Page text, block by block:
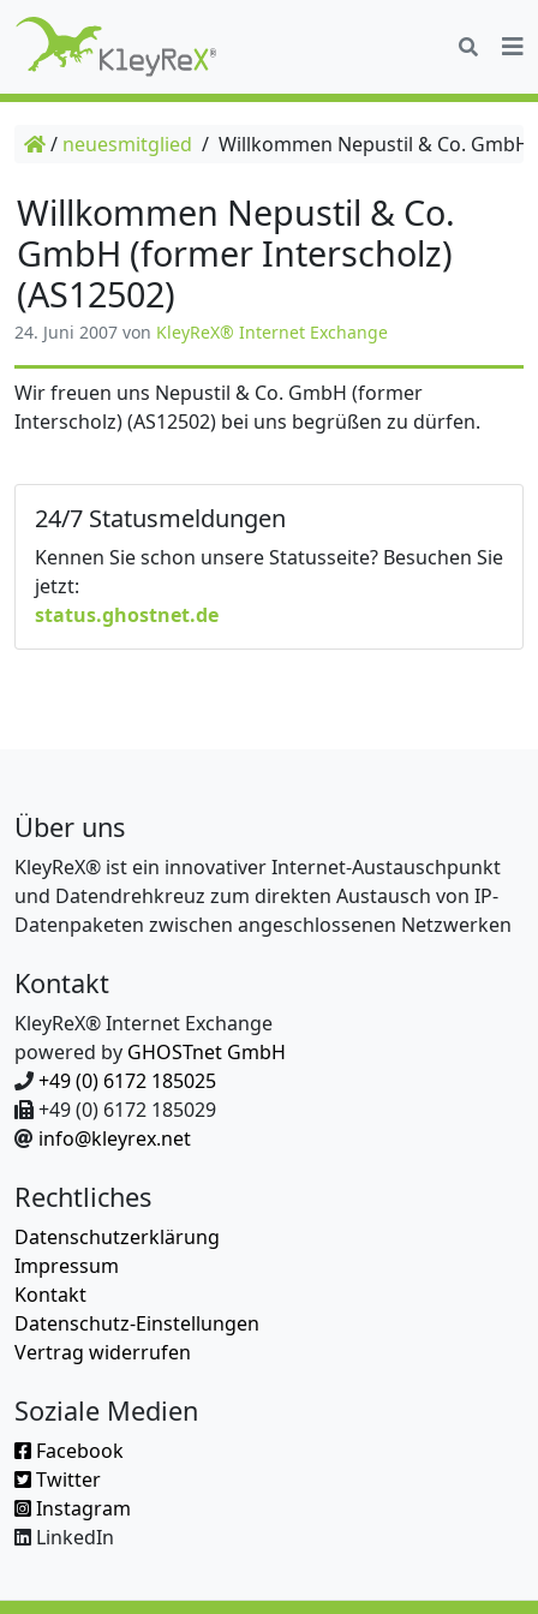
/ neuesmitglied / Willkommen Nepustil & Co.
Willkommen Nepustil & Co.
GmbH (former Interscholz)
(AS12502)
24. Juni 2007 von KleyReX® Internet Exchange
Wir freuen uns Nepustil & Co. GmbH (former
Interscholz) (AS12502) bei uns begrüßen zu dürfen.
24/7 Statusmeldungen
Kennen Sie schon unsere Statusseite? Besuchen Sie
jetzt:
status.ghostnet.de
Über uns
KleyReX® ist ein innovativer Internet-Austauschpunkt
und Datendrehkreuz zum direkten Austausch von IP-
Datenpaketen zwischen angeschlossenen Netzwerken
Kontakt
KleyReX® Internet Exchange
powered by GHOSTnet GmbH
+49 (0) 6172 185025
+49 (0) 6172 185029
info@kleyrex.net
Rechtliches
Datenschutzerklärung
Impressum
Kontakt
Datenschutz-Einstellungen
Vertrag widerrufen
Soziale Medien
Facebook
Twitter
Instagram
LinkedIn